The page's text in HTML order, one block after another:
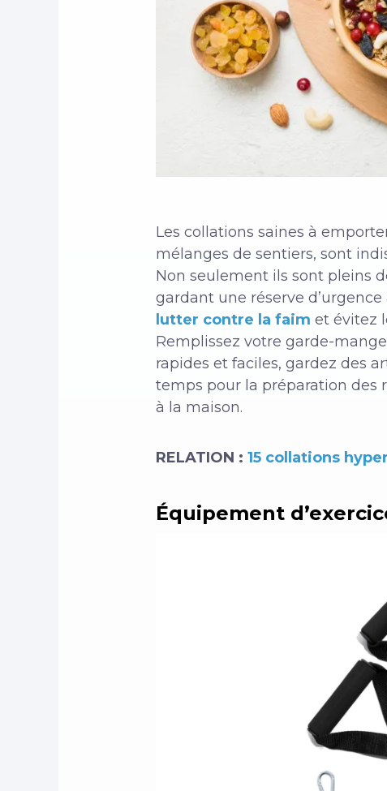
Les collations saines à
mélanges de sentiers, sont
Non seulement ils sont pleins
gardant une réserve
lutter contre la faim et évitez
Remplissez votre garde-
rapides et faciles, gardez des
temps pour la préparation des
à la maison.
RELATION : 15 collations
Équipement